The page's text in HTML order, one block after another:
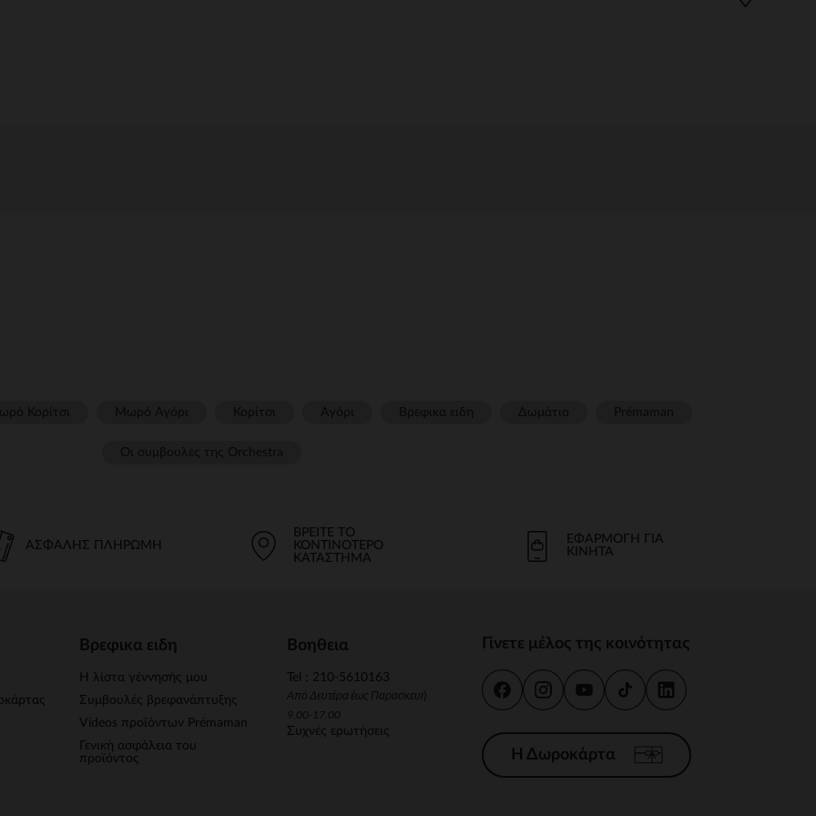
ΑΣΦΑΛΉΣ ΠΛΗΡΩΜΉ
ΒΡΕΊΤΕ ΤΟ
ΚΟΝΤΙΝΌΤΕΡΟ
ΚΑΤΆΣΤΗΜΑ
ΕΦΑΡΜΟΓΉ ΓΙΑ
ΚΙΝΗΤΆ
Βρεφικα ειδη
Η λίστα γέννησής μου
Συμβουλές βρεφανάπτυξης
Videos προϊόντων Prémaman
Γενική ασφάλεια του
προϊόντος
Βοηθεια
Tel : 210-5610163
Από Δευτέρα έως Παρασκευή
9.00-17.00
Συχνές ερωτήσεις
Γίνετε μέλος της κοινότητας
Η Δωροκάρτα